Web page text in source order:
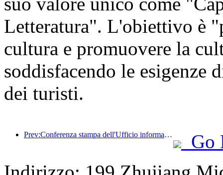
Letteratura". L'obiettivo è
cultura e promuovere la
soddisfacendo le esigenze
dei turisti.
Prev:Conferenza stampa dell'Ufficio informazioni del Consiglio di Stato: Attualmente, nel mio Paese ci sono 28 porti di frontiera in grado di fornire servizi turistici con guida autonoma
Go